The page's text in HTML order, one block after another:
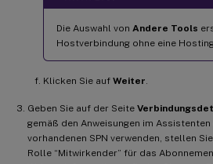
Die Auswahl von Andere Tools
Hostverbindung ohne eine
Klicken Sie auf Weiter
Geben Sie auf der Seite
gemäß den Anweisungen im Assistenten
vorhandenen SPN verwenden, stellen
Rolle “Mitwirkender” für das